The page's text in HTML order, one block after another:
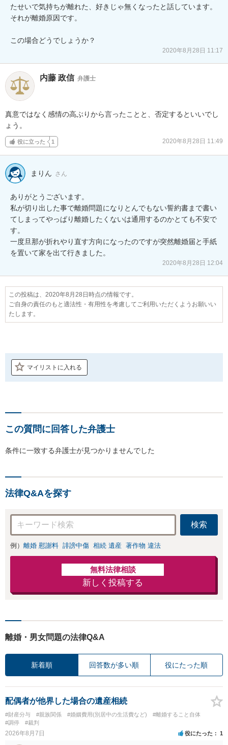
たせいで気持ちが離れた、好きじゃ無くなったと話しています。
それが離婚原因です。
この場合どうでしょうか？
2020年8月28日 11:17
内藤 政信 弁護士
真意ではなく感情の高ぶりから言ったことと、否定するといいでし
ょう。
役に立った 1 2020年8月28日 11:49
まりん さん
ありがとうございます。
私が切り出した事で離婚問題になりとんでもない誓約書まで書い
てしまってやっぱり離婚したくないは通用するのかとても不安で
す。
一度旦那が折れやり直す方向になったのですが突然離婚届と手紙
2020年8月28日 12:04
この投稿は、2020年8月28日時点の情報です。
ご自身の責任のもと適法性・有用性を考慮してご利用いただくようお願いい
たします。
マイリストに入れる
この質問に回答した弁護士
条件に一致する弁護士が見つかりませんでした
法律Q&Aを探す
検索
例） 離婚 慰謝料 誹謗中傷 相続 遺産 著作物 違法
無料法律相談
新しく投稿する
離婚・男女問題の法律Q&A
新着順 回答数が多い順 役にたった順
配偶者が他界した場合の遺産相続
#財産分与 #親族関係 #婚姻費用(別居中の生活費など)
#離婚すること自体
#調停
#裁判
2026年8月7日 役にたった 1